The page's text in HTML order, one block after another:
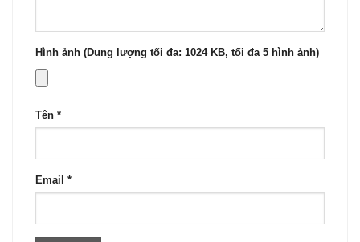
Hình ảnh (Dung lượng tối đa: 1024 KB, tối đa 5 hình ảnh)
Tên *
Email *